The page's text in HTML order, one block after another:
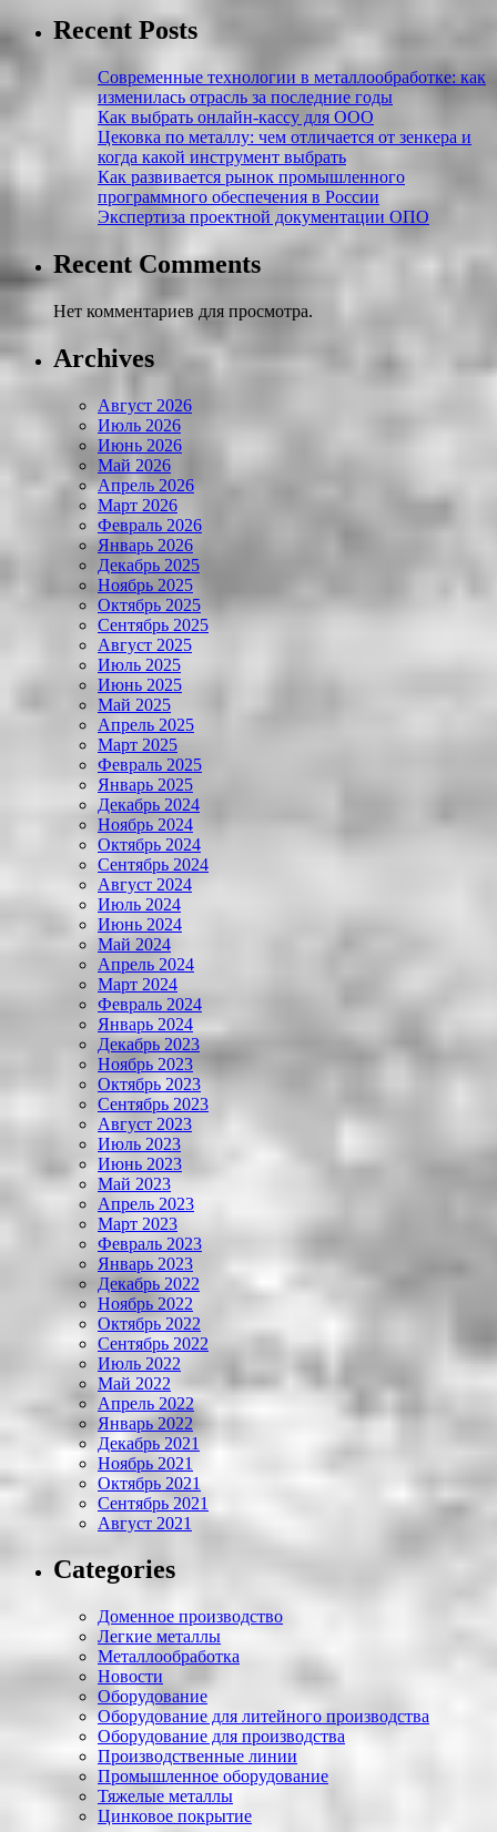
Recent Posts
Современные технологии в металлообработке: как
изменилась отрасль за последние годы
Как выбрать онлайн-кассу для ООО
Цековка по металлу: чем отличается от зенкера и
когда какой инструмент выбрать
Как развивается рынок промышленного
программного обеспечения в России
Экспертиза проектной документации ОПО
Recent Comments
Нет комментариев для просмотра.
Archives
Август 2026
Июль 2026
Июнь 2026
Май 2026
Апрель 2026
Март 2026
Февраль 2026
Январь 2026
Декабрь 2025
Ноябрь 2025
Октябрь 2025
Сентябрь 2025
Август 2025
Июль 2025
Июнь 2025
Май 2025
Апрель 2025
Март 2025
Февраль 2025
Январь 2025
Декабрь 2024
Ноябрь 2024
Октябрь 2024
Сентябрь 2024
Август 2024
Июль 2024
Июнь 2024
Май 2024
Апрель 2024
Март 2024
Февраль 2024
Январь 2024
Декабрь 2023
Ноябрь 2023
Октябрь 2023
Сентябрь 2023
Август 2023
Июль 2023
Июнь 2023
Май 2023
Апрель 2023
Март 2023
Февраль 2023
Январь 2023
Декабрь 2022
Ноябрь 2022
Октябрь 2022
Сентябрь 2022
Июль 2022
Май 2022
Апрель 2022
Январь 2022
Декабрь 2021
Ноябрь 2021
Октябрь 2021
Сентябрь 2021
Август 2021
Categories
Доменное производство
Легкие металлы
Металлообработка
Новости
Оборудование
Оборудование для литейного производства
Оборудование для производства
Производственные линии
Промышленное оборудование
Тяжелые металлы
Цинковое покрытие